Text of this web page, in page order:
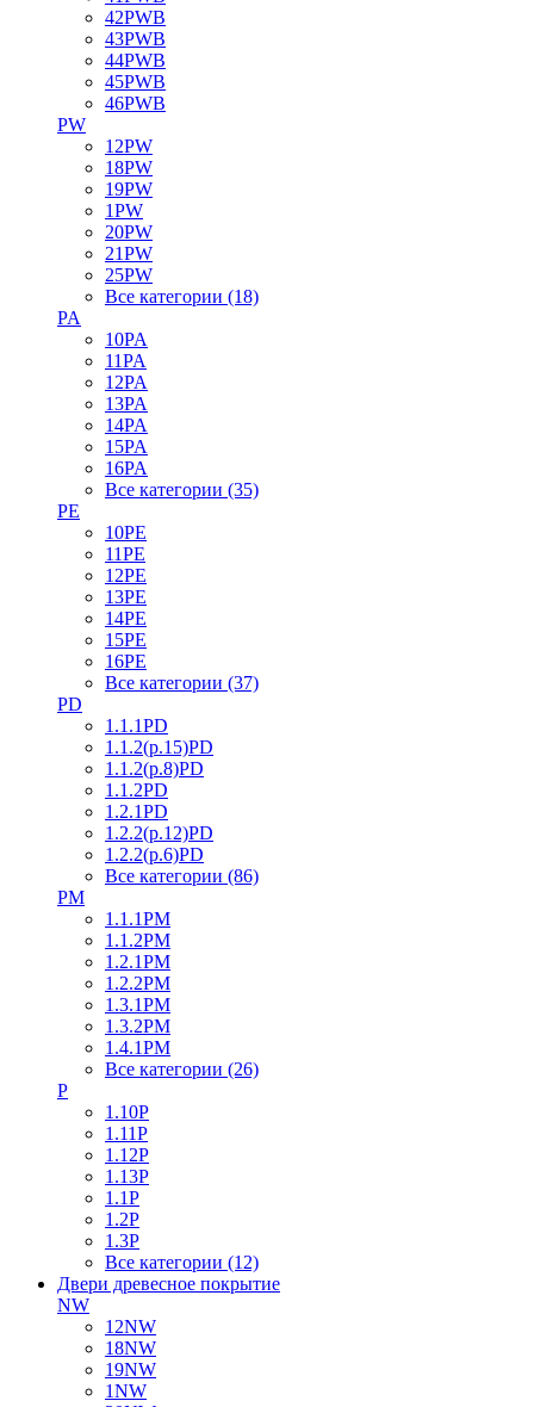
42PWB
43PWB
44PWB
45PWB
46PWB
PW
12PW
18PW
19PW
1PW
20PW
21PW
25PW
Все категории (18)
PA
10PA
11PA
12PA
13PA
14PA
15PA
16PA
Все категории (35)
PE
10PE
11PE
12PE
13PE
14PE
15PE
16PE
Все категории (37)
PD
1.1.1PD
1.1.2(р.15)PD
1.1.2(р.8)PD
1.1.2PD
1.2.1PD
1.2.2(р.12)PD
1.2.2(р.6)PD
Все категории (86)
PM
1.1.1PM
1.1.2PM
1.2.1PM
1.2.2PM
1.3.1PM
1.3.2PM
1.4.1PM
Все категории (26)
P
1.10P
1.11P
1.12P
1.13P
1.1P
1.2P
1.3P
Все категории (12)
Двери древесное покрытие
NW
12NW
18NW
19NW
1NW